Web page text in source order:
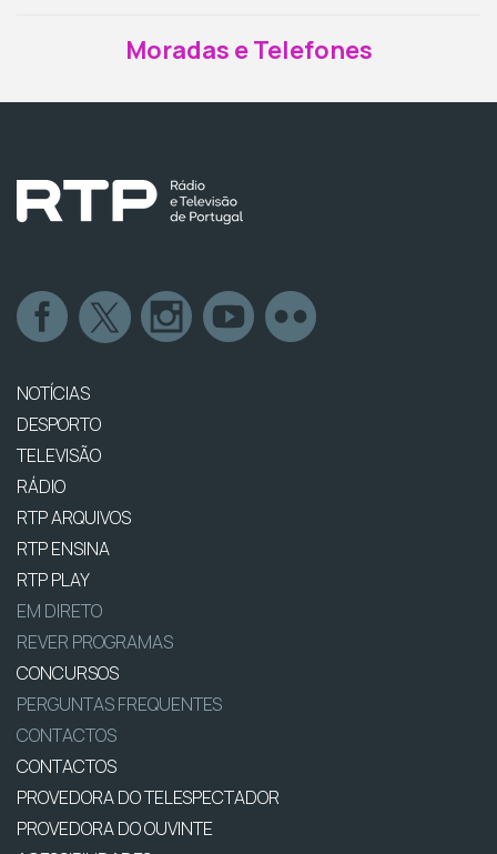
Moradas e Telefones
NOTÍCIAS
DESPORTO
TELEVISÃO
RÁDIO
RTP ARQUIVOS
RTP ENSINA
RTP PLAY
EM DIRETO
REVER PROGRAMAS
CONCURSOS
PERGUNTAS FREQUENTES
CONTACTOS
CONTACTOS
PROVEDORA DO TELESPECTADOR
PROVEDORA DO OUVINTE